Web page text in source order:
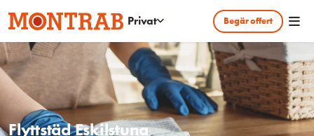
Privat
Begär offert
Flyttstäd Eskilstuna